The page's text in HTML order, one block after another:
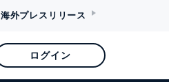
海外プレスリリース
ログイン